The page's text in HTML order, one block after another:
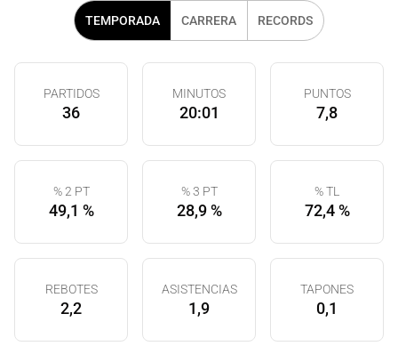
TEMPORADA CARRERA RECORDS
PARTIDOS
36
MINUTOS
20:01
PUNTOS
7,8
% 2 PT
49,1 %
% 3 PT
28,9 %
% TL
72,4 %
REBOTES
2,2
ASISTENCIAS
1,9
TAPONES
0,1